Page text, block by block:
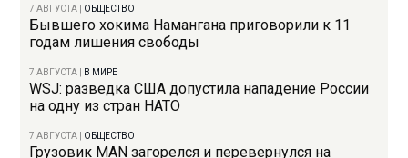
7 АВГУСТА ОБЩЕСТВО
Бывшего хокима Намангана приговорили к 11
годам лишения свободы
7 АВГУСТА В МИРЕ
WSJ: разведка США допустила нападение России
на одну из стран НАТО
7 АВГУСТА ОБЩЕСТВО
Грузовик MAN загорелся и перевернулся на